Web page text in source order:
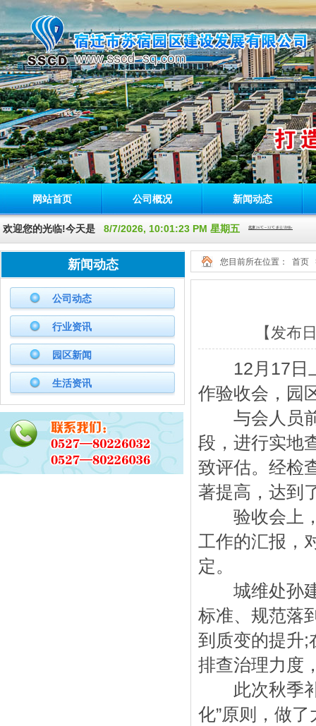
网站首页 公司概况 新闻动态
欢迎您的光临!今天是 8/7/2026, 10:01:23 PM 星期五
新闻动态
公司动态
行业资讯
园区新闻
生活资讯
您目前所在位置： 首页
【发布
12月17日上
作验收会，园
与会人员前
段，进行实地
致评估。经检
著提高，达到
验收会上，
工作的汇报，
定。
城维处孙建
标准、规范落
到质变的提升;
排查治理力度
此次秋季补
化”原则，做